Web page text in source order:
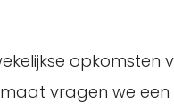
vragen we